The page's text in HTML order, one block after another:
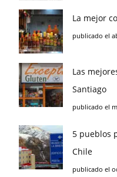
La mejor
publicado el
Las
Santiago
publicado el
5 pueblos
Chile
publicado el